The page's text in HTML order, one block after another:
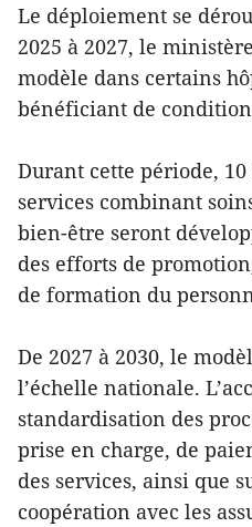
Le déploiement se
2025 à 2027, le
modèle dans certains
bénéficiant de
Durant cette période,
services combinant
bien-être seront
des efforts de
de formation du
De 2027 à 2030, le
l’échelle nationale.
standardisation des
prise en charge, de
des services, ainsi que
coopération avec les